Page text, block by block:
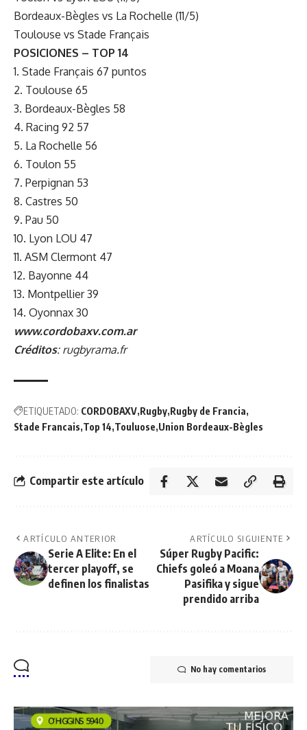
Bordeaux-Bègles vs La Rochelle (11/5)
Toulouse vs Stade Français
POSICIONES – TOP 14
1. Stade Français 67 puntos
2. Toulouse 65
3. Bordeaux-Bègles 58
4. Racing 92 57
5. La Rochelle 56
6. Toulon 55
7. Perpignan 53
8. Castres 50
9. Pau 50
10. Lyon LOU 47
11. ASM Clermont 47
12. Bayonne 44
13. Montpellier 39
14. Oyonnax 30
www.cordobaxv.com.ar
Créditos: rugbyrama.fr
ETIQUETADO: CORDOBAXV Rugby Rugby de Francia
Stade Francais Top 14 Touluose Union Bordeaux-Bègles
Compartir este artículo
ARTÍCULO ANTERIOR
Serie A Elite: En el
tercer playoff, se
definen los finalistas
ARTÍCULO SIGUIENTE
Súper Rugby Pacific:
Chiefs goleó a Moana
Pasifika y sigue
prendido arriba
No hay comentarios